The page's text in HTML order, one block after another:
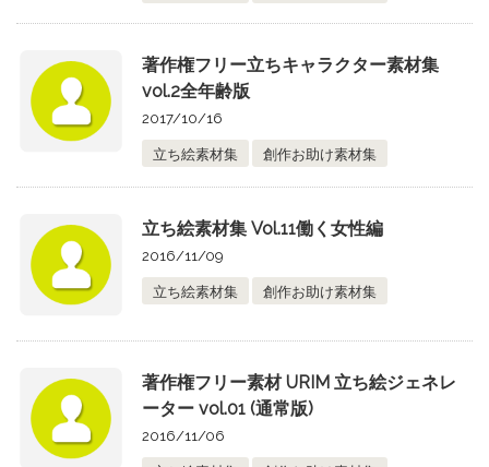
著作権フリー立ちキャラクター素材集
vol.2全年齢版
2017/10/16
立ち絵素材集 創作お助け素材集
立ち絵素材集 Vol.11働く女性編
2016/11/09
立ち絵素材集 創作お助け素材集
著作権フリー素材 URIM 立ち絵ジェネレ
ーター vol.01 (通常版)
2016/11/06